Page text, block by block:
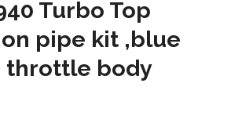
Turbo Top
pipe kit ,blue
throttle body